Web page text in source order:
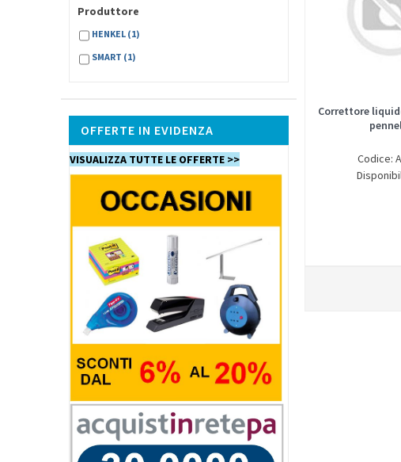
Produttore
HENKEL (1)
SMART (1)
OFFERTE IN EVIDENZA
VISUALIZZA TUTTE LE OFFERTE >>
Correttore
Codice: